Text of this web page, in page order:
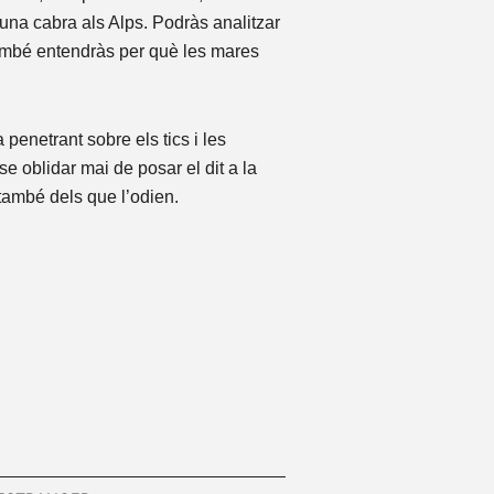
cabra als Alps. Podràs analitzar
entendràs per què les mares
penetrant sobre els tics i les
oblidar mai de posar el dit a la
dels que l’odien.